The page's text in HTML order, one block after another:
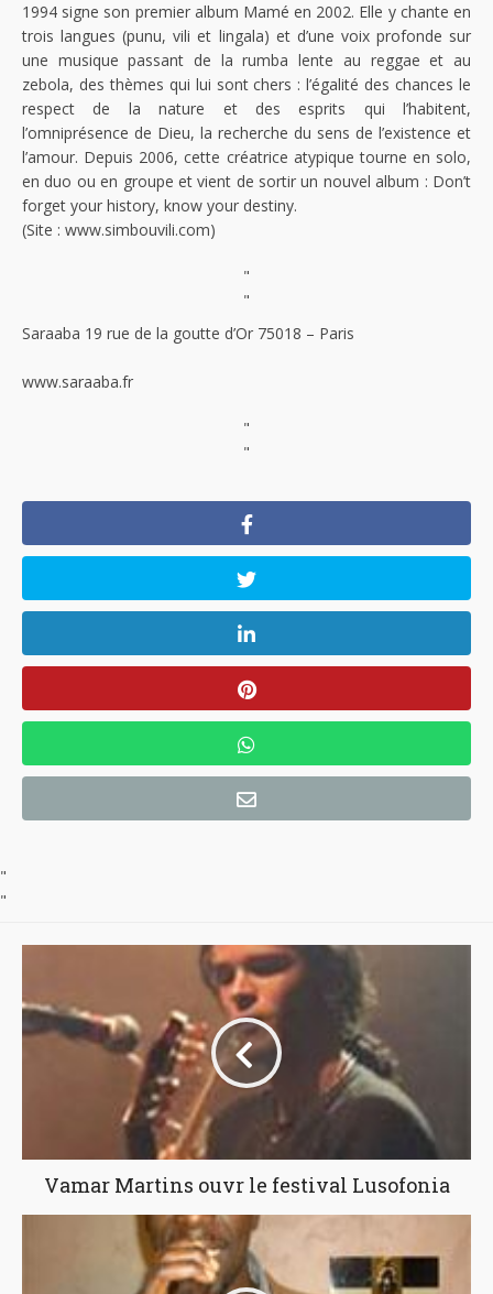
1994 signe son premier album Mamé en 2002. Elle y chante en
trois langues (punu, vili et lingala) et d’une voix profonde sur
une musique passant de la rumba lente au reggae et au
zebola, des thèmes qui lui sont chers : l’égalité des chances le
respect de la nature et des esprits qui l’habitent,
l’omniprésence de Dieu, la recherche du sens de l’existence et
l’amour. Depuis 2006, cette créatrice atypique tourne en solo,
en duo ou en groupe et vient de sortir un nouvel album : Don’t
forget your history, know your destiny.
(Site : www.simbouvili.com)
"
"
Saraaba 19 rue de la goutte d’Or 75018 – Paris
www.saraaba.fr
"
"
"
"
Vamar Martins ouvr le festival Lusofonia